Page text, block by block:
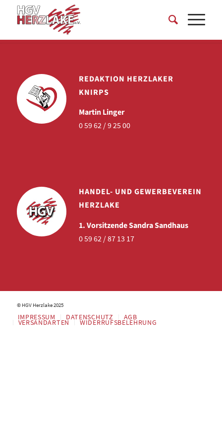
REDAKTION HERZLAKER
KNIRPS
Martin Linger
0 59 62 / 9 25 00
HANDEL- UND GEWERBEVEREIN
HERZLAKE
1. Vorsitzende Sandra Sandhaus
0 59 62 / 87 13 17
© HGV Herzlake 2025
IMPRESSUM DATENSCHUTZ AGB
VERSANDARTEN WIDERRUFSBELEHRUNG